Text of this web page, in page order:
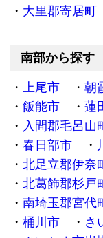
大里郡寄居町
南部から探す
上尾市 朝
飯能市
蓮
入間郡毛呂山町
春日部市
北足立郡伊奈町
北葛飾郡杉戸町
南埼玉郡宮代町
桶川市
さ